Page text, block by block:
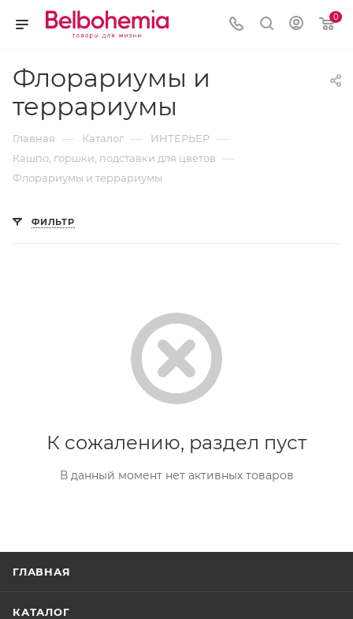
0
Флорариумы и
террариумы
Главная — Каталог — ИНТЕРЬЕР —
Кашпо, горшки, подставки для цветов —
Флорариумы и террариумы
ФИЛЬТР
К сожалению, раздел пуст
В данный момент нет активных товаров
ГЛАВНАЯ
КАТАЛОГ